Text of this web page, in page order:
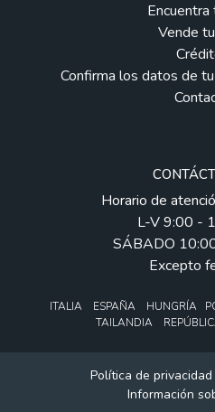
Encuentra
Vende
Confirma los datos de
Horario de
L-V 9:00 -
SÁBADO
Excepto
ITALIA ESPAÑA HUNGRÍA
TAILANDIA
Política de privacidad
Información